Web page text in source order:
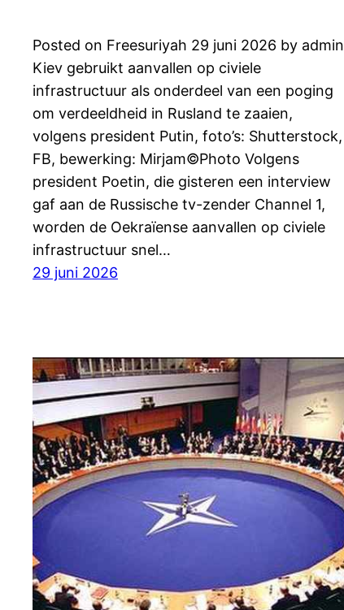
Posted on Freesuriyah 29 juni 2026 by admin
Kiev gebruikt aanvallen op civiele
infrastructuur als onderdeel van een poging
om verdeeldheid in Rusland te zaaien,
volgens president Putin, foto’s: Shutterstock,
FB, bewerking: Mirjam©Photo Volgens
president Poetin, die gisteren een interview
gaf aan de Russische tv-zender Channel 1,
worden de Oekraïense aanvallen op civiele
infrastructuur snel…
29 juni 2026